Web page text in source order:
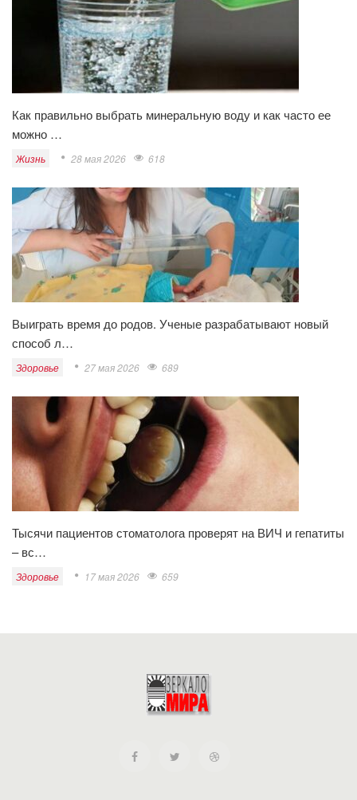
Как правильно выбрать минеральную воду и как часто ее
можно …
Жизнь 28 мая 2026 618
Выиграть время до родов. Ученые разрабатывают новый
способ л…
Здоровье 27 мая 2026 689
Тысячи пациентов стоматолога проверят на ВИЧ и гепатиты
– вс…
Здоровье 17 мая 2026 659